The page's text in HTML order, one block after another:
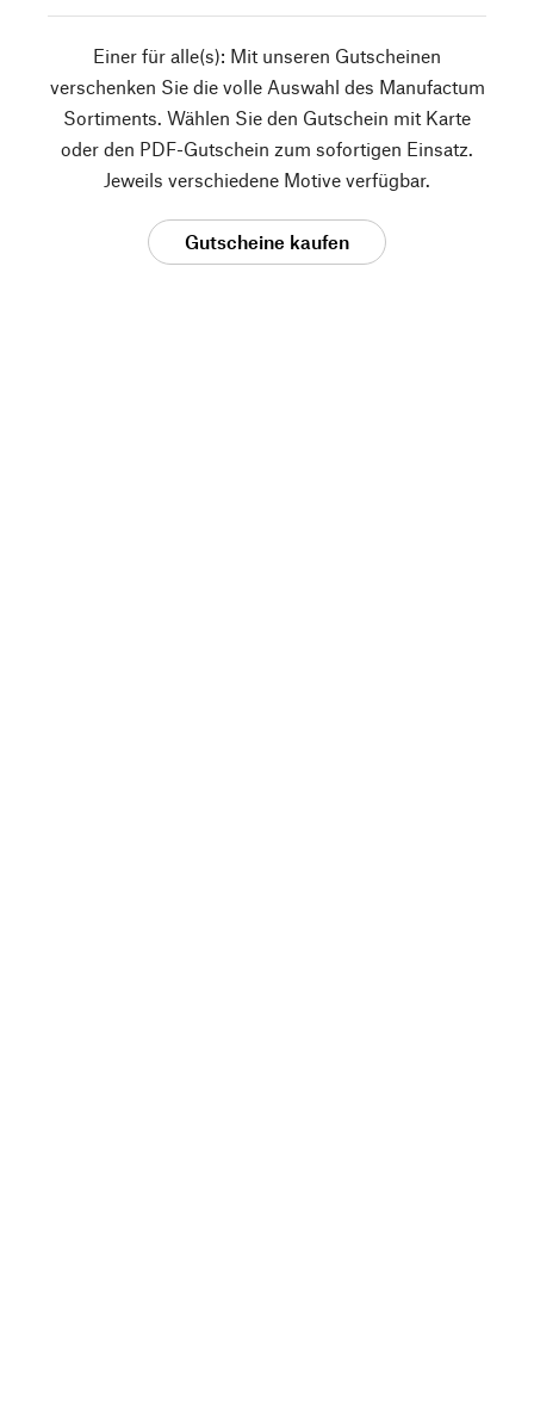
Einer für alle(s): Mit unseren Gutscheinen
verschenken Sie die volle Auswahl des Manufactum
Sortiments. Wählen Sie den Gutschein mit Karte
oder den PDF-Gutschein zum sofortigen Einsatz.
Jeweils verschiedene Motive verfügbar.
Gutscheine kaufen